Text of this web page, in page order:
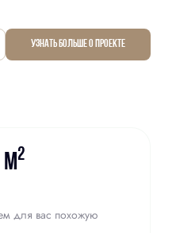
Узнать больше о проекте
Квартира забронирована
м2
для вас похожую